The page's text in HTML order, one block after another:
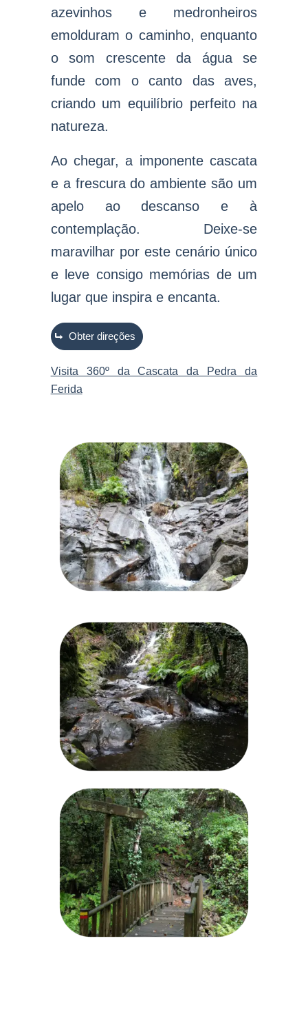
azevinhos e medronheiros
emolduram o caminho, enquanto
o som crescente da água se
funde com o canto das aves,
criando um equilíbrio perfeito na
natureza.
Ao chegar, a imponente cascata
e a frescura do ambiente são um
apelo ao descanso e à
contemplação. Deixe-se
maravilhar por este cenário único
e leve consigo memórias de um
lugar que inspira e encanta.
Obter direções
Visita 360º da Cascata da Pedra da
Ferida